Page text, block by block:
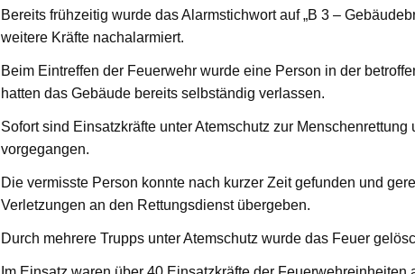
Bereits frühzeitig wurde das Alarmstichwort auf „B 3 –
weitere Kräfte nachalarmiert.
Beim Eintreffen der Feuerwehr wurde eine Person in der
hatten das Gebäude bereits selbständig verlassen.
Sofort sind Einsatzkräfte unter Atemschutz zur
vorgegangen.
Die vermisste Person konnte nach kurzer Zeit gefunden und
Verletzungen an den Rettungsdienst übergeben.
Durch mehrere Trupps unter Atemschutz wurde das Feuer